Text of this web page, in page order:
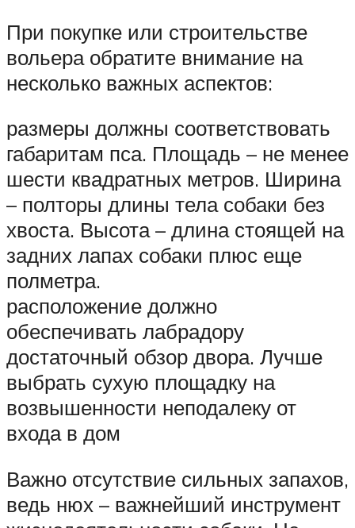
При покупке или строительстве
вольера обратите внимание на
несколько важных аспектов:
размеры должны соответствовать
габаритам пса. Площадь – не менее
шести квадратных метров. Ширина
– полторы длины тела собаки без
хвоста. Высота – длина стоящей на
задних лапах собаки плюс еще
полметра.
расположение должно
обеспечивать лабрадору
достаточный обзор двора. Лучше
выбрать сухую площадку на
возвышенности неподалеку от
входа в дом
Важно отсутствие сильных запахов,
ведь нюх – важнейший инструмент